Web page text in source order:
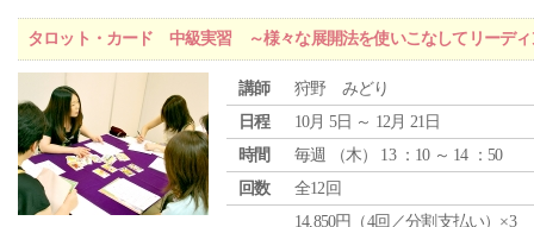
タロット・カード 中級実習 ～様々な展開法を使いこなしてリーディ
講師
狩野 みどり
日程
10月 5日 ～ 12月 21日
時間
毎週 （木） 13 ：10 ～ 14 ：50
回数
全12回
14,850円（4回／分割支払い）×3